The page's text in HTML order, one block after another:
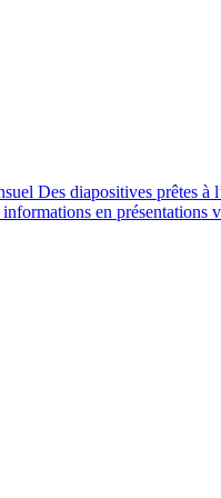
Des diapositives prêtes à
en présentations